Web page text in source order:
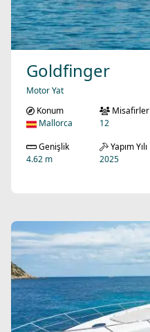
Goldfinger
Motor Yat
Konum
Mallorca
Misafirler
12
Genişlik
4.62 m
Yapım Yılı
2025